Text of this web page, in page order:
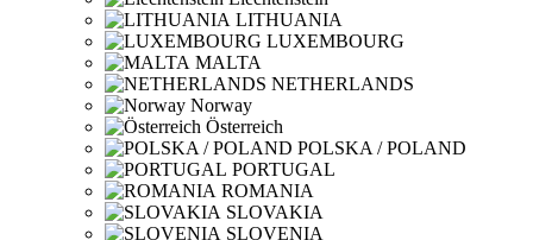
LITHUANIA
LUXEMBOURG
MALTA
NETHERLANDS
Norway
Österreich
POLSKA / POLAND
PORTUGAL
ROMANIA
SLOVAKIA
SLOVENIA